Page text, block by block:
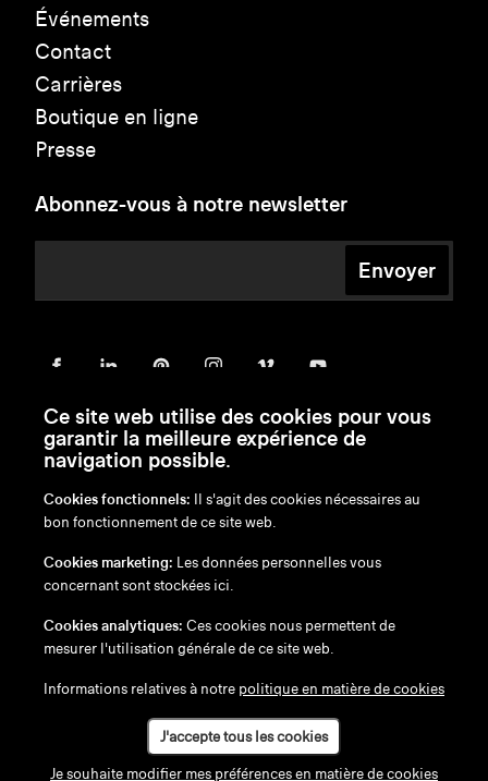
Événements
Contact
Carrières
Boutique en ligne
Presse
Abonnez-vous à notre newsletter
Envoyer
en/nl/fr/de
Exonération de responsabilité
Politique en matière de cookies
Ce site web utilise des cookies pour vous
garantir la meilleure expérience de
navigation possible.
Cookies fonctionnels: Il s'agit des cookies nécessaires au
bon fonctionnement de ce site web.
Cookies marketing: Les données personnelles vous
concernant sont stockées ici.
Cookies analytiques: Ces cookies nous permettent de
mesurer l'utilisation générale de ce site web.
Informations relatives à notre politique en matière de cookies
J'accepte tous les cookies
Je souhaite modifier mes préférences en matière de cookies